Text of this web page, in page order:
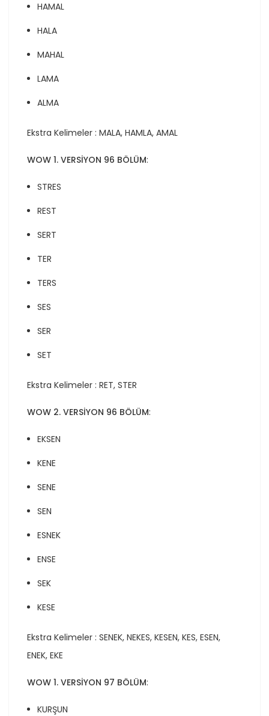
HAMAL
HALA
MAHAL
LAMA
ALMA
Ekstra Kelimeler : MALA, HAMLA, AMAL
WOW 1. VERSİYON 96 BÖLÜM:
STRES
REST
SERT
TER
TERS
SES
SER
SET
Ekstra Kelimeler : RET, STER
WOW 2. VERSİYON 96 BÖLÜM:
EKSEN
KENE
SENE
SEN
ESNEK
ENSE
SEK
KESE
Ekstra Kelimeler : SENEK, NEKES, KESEN, KES, ESEN,
ENEK, EKE
WOW 1. VERSİYON 97 BÖLÜM:
KURŞUN